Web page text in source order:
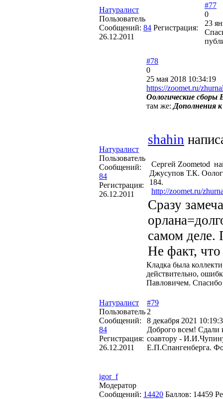
Натуралист
Пользователь
Сообщений: 84 Регистрация:
26.12.2011
#77
0
23
Натуралист
Пользователь
Сообщений:
84
Регистрация:
26.12.2011
#78
0
25 мая 2018 10:34:19
https://zoomet.ru/
Оологические сборы
там же: Дополнения
shahin
Cергей Zoometod
Джусупов Т.К.
184.
http://zoomet.ru/
Сразу
самом деле.
Не факт,
Кладка была
действительно,
Павловичем. Спасибо
Натуралист
Пользователь
Сообщений:
84
Регистрация:
26.12.2011
#79
2
8 декабря 2021
Доброго всем! Сдали
соавтору -
Е.П.Спангенберга.
igor_f
Модератор
Сообщений: 14420 Баллов: 14459